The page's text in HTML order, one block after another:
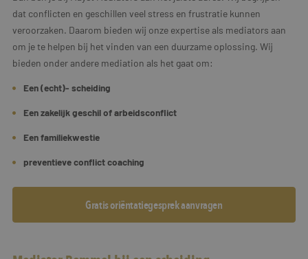
dat conflicten en geschillen veel stress en frustratie kunnen
veroorzaken. Daarom bieden wij onze expertise als mediators aan
om je te helpen bij het vinden van een duurzame oplossing. Wij
bieden onder andere mediation als het gaat om:
Een (echt)- scheiding
Een zakelijk geschil of arbeidsconflict
Een familiekwestie
preventieve conflict coaching
Gratis oriëntatiegesprek aanvragen